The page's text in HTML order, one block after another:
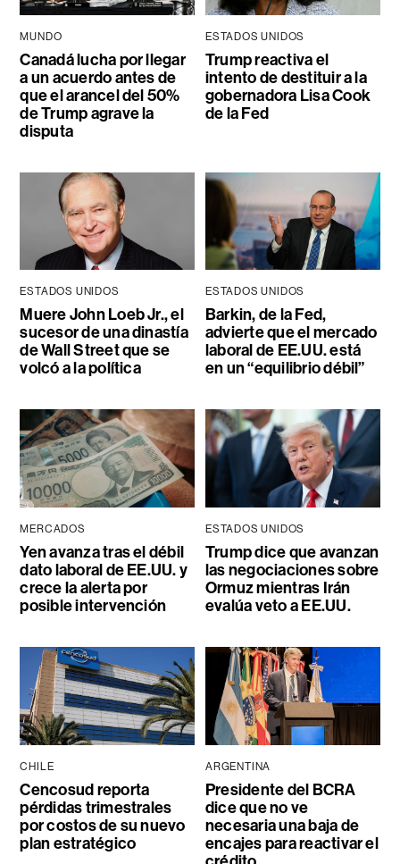
MUNDO
Canadá lucha por llegar
a un acuerdo antes de
que el arancel del 50%
de Trump agrave la
disputa
ESTADOS UNIDOS
Trump reactiva el
intento de destituir a la
gobernadora Lisa Cook
de la Fed
ESTADOS UNIDOS
Muere John Loeb Jr., el
sucesor de una dinastía
de Wall Street que se
volcó a la política
ESTADOS UNIDOS
Barkin, de la Fed,
advierte que el mercado
laboral de EE.UU. está
en un “equilibrio débil”
MERCADOS
Yen avanza tras el débil
dato laboral de EE.UU. y
crece la alerta por
posible intervención
ESTADOS UNIDOS
Trump dice que avanzan
las negociaciones sobre
Ormuz mientras Irán
evalúa veto a EE.UU.
CHILE
Cencosud reporta
pérdidas trimestrales
por costos de su nuevo
plan estratégico
ARGENTINA
Presidente del BCRA
dice que no ve
necesaria una baja de
encajes para reactivar el